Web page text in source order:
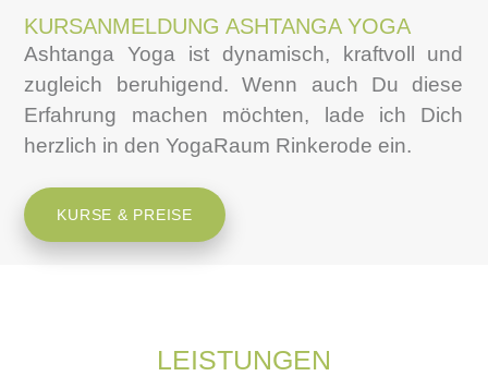
KURSANMELDUNG ASHTANGA YOGA
Ashtanga Yoga ist dynamisch, kraftvoll und
zugleich beruhigend. Wenn auch Du diese
Erfahrung machen möchten, lade ich Dich
herzlich in den YogaRaum Rinkerode ein.
KURSE & PREISE
LEISTUNGEN